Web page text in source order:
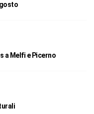
a Melfi e Picerno